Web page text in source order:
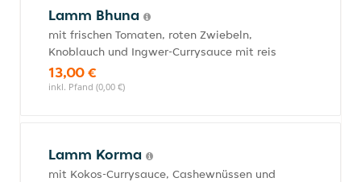
Lamm Bhuna
mit frischen Tomaten, roten Zwiebeln,
Knoblauch und Ingwer-Currysauce mit reis
13,00 €
inkl. Pfand (0,00 €)
Lamm Korma
mit Kokos-Currysauce, Cashewnüssen und